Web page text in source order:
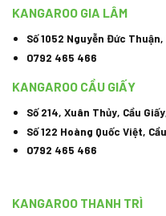
KANGAROO GIA LÂM
Số 1052 Nguyễn Đức Thuận,
0792 465 466
KANGAROO CẦU GIẤY
Số 214, Xuân Thủy, Cầu
Số 122 Hoàng Quốc Việt,
0792 465 466
KANGAROO THANH TRÌ